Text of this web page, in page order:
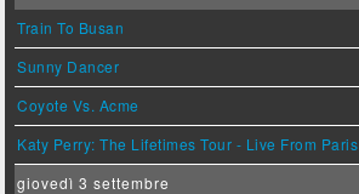
Train To Busan
Sunny Dancer
Coyote Vs. Acme
Katy Perry: The Lifetimes Tour - Live From Paris
giovedì 3 settembre